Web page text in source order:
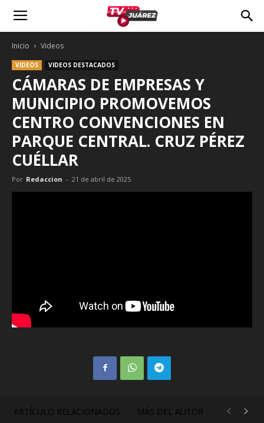
Inicio Videos
VIDEOS VIDEOS DESTACADOS
CÁMARAS DE EMPRESAS Y
MUNICIPIO PROMOVEMOS
CENTRO CONVENCIONES EN
PARQUE CENTRAL. CRUZ PÉREZ
CUÉLLAR
Por Redaccion - 21 de abril de 2025
ARTÍCULO RELACIONADOS MÁS DEL AUTOR